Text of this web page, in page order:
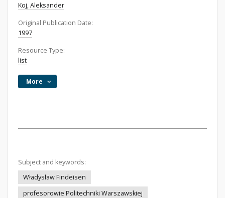
Koj, Aleksander
Original Publication Date:
1997
Resource Type:
list
More
Subject and keywords:
Władysław Findeisen
profesorowie Politechniki Warszawskiej